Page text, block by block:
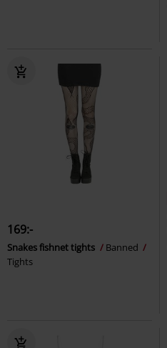
169:-
Snakes fishnet tights
Banned
Tights